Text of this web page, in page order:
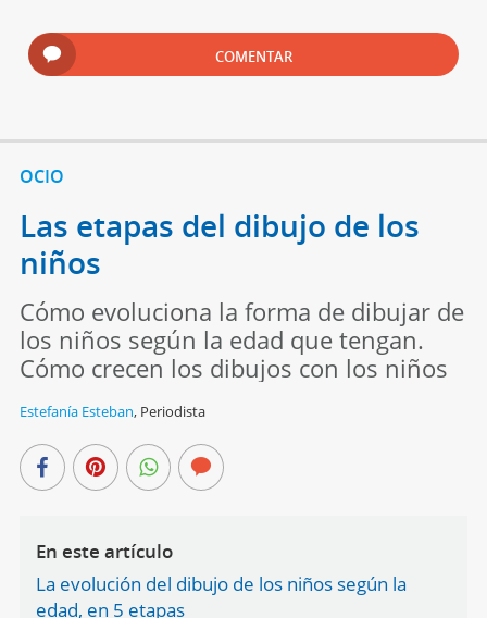
COMENTAR
OCIO
Las etapas del dibujo de los
niños
Cómo evoluciona la forma de dibujar de
los niños según la edad que tengan.
Cómo crecen los dibujos con los niños
Estefanía Esteban, Periodista
En este artículo
La evolución del dibujo de los niños según la
edad, en 5 etapas